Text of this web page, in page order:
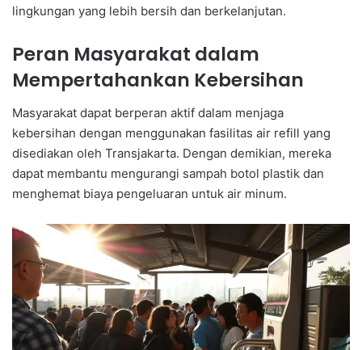
lingkungan yang lebih bersih dan berkelanjutan.
Peran Masyarakat dalam
Mempertahankan Kebersihan
Masyarakat dapat berperan aktif dalam menjaga
kebersihan dengan menggunakan fasilitas air refill yang
disediakan oleh Transjakarta. Dengan demikian, mereka
dapat membantu mengurangi sampah botol plastik dan
menghemat biaya pengeluaran untuk air minum.